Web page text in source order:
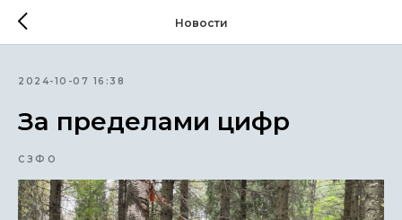
Новости
2024-10-07 16:38
За пределами цифр
СЗФО